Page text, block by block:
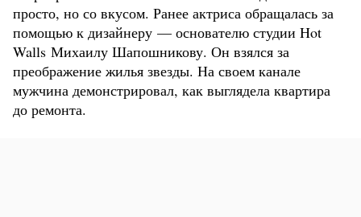
просто, но со вкусом. Ранее актриса обращалась за
помощью к дизайнеру — основателю студии Hot
Walls Михаилу Шапошникову. Он взялся за
преображение жилья звезды. На своем канале
мужчина демонстрировал, как выглядела квартира
до ремонта.